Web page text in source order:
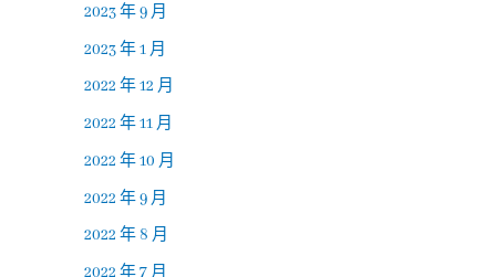
2023 年 9 月
2023 年 1 月
2022 年 12 月
2022 年 11 月
2022 年 10 月
2022 年 9 月
2022 年 8 月
2022 年 7 月